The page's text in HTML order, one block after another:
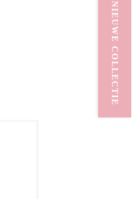
NIEUWE COLLECTIE